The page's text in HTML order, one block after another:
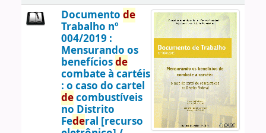
Documento de
Trabalho nº
004/2019 :
Mensurando os
benefíciosde
combate à cartéis
: o caso do cartel
decombustíveis
no Distrito
Federal [recurso